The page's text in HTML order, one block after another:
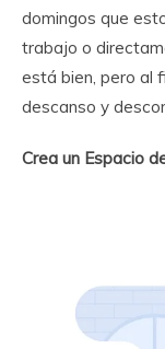
domingos que
trabajo o
está bien, pero al
descanso y
Crea un Espacio